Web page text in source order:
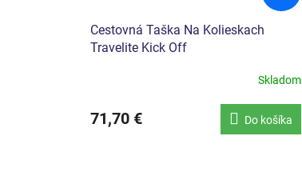
Cestovná Taška Na Kolieskach
Travelite Kick Off
Skladom
71,70 € Do košíka